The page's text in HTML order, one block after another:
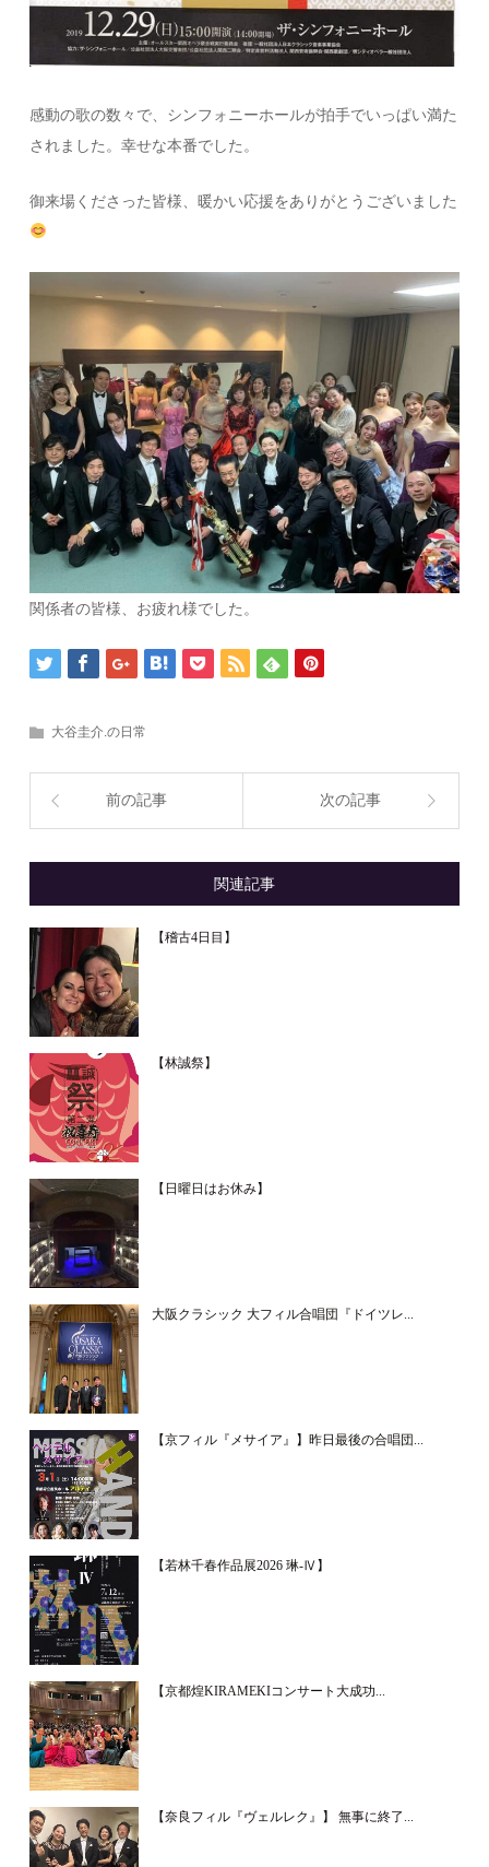
感動の歌の数々で、シンフォニーホールが拍手でいっぱい満た
されました。幸せな本番でした。
御来場くださった皆様、暖かい応援をありがとうございました
関係者の皆様、お疲れ様でした。
大谷圭介.の日常
前の記事 次の記事
関連記事
【稽古4日目】
【林誠祭】
【日曜日はお休み】
大阪クラシック 大フィル合唱団『ドイツレ...
【京フィル『メサイア』】昨日最後の合唱団...
【若林千春作品展2026 琳-Ⅳ】
【京都煌KIRAMEKIコンサート大成功...
【奈良フィル『ヴェルレク』】 無事に終了...